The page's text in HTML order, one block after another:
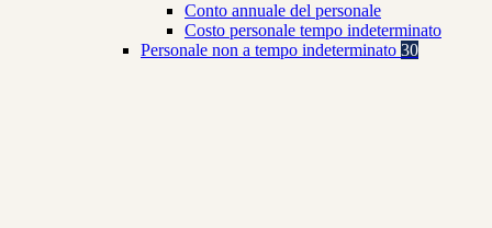
Conto annuale del personale
Costo personale tempo indeterminato
Personale non a tempo indeterminato 30